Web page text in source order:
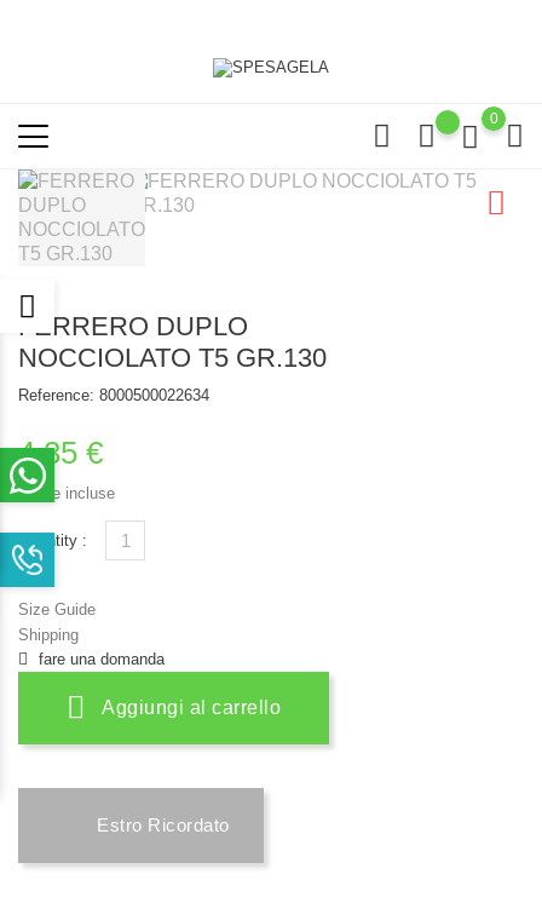
0
FERRERO DUPLO
NOCCIOLATO T5 GR.130
Reference: 8000500022634
4,35 €
Tasse incluse
Quantity :
Size Guide
Shipping
fare una domanda
Aggiungi al carrello
Estro Ricordato